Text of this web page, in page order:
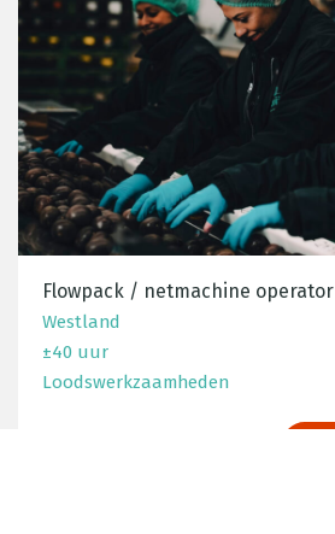
Flowpack / netmachine operator
Westland
±40 uur
Loodswerkzaamheden